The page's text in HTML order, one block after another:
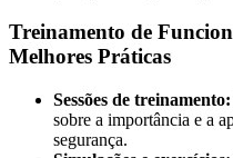
Treinamento de
Melhores Práticas
Sessões de treinamento:
sobre a importância e a
segurança.